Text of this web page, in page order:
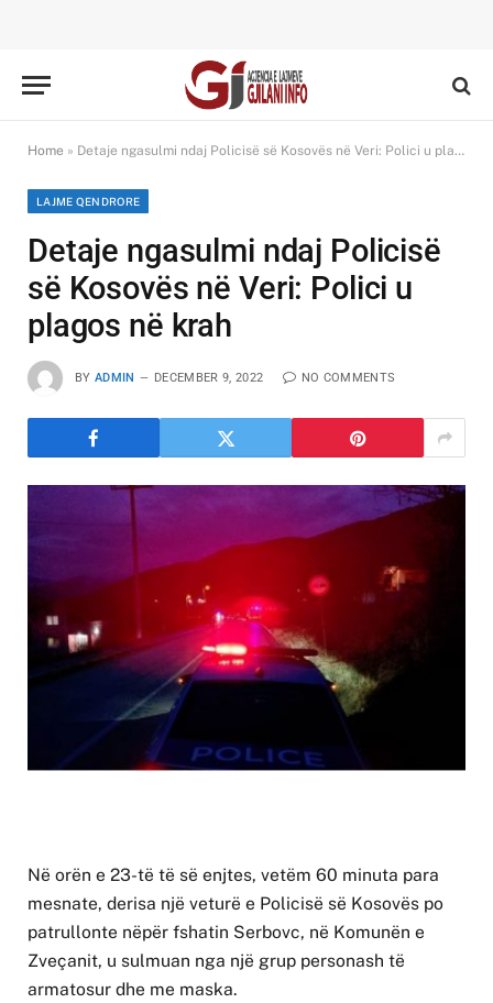
Home » Detaje ngasulmi ndaj Policisë së Kosovës në Veri: Polici u plagos në krah
LAJME QENDRORE
Detaje ngasulmi ndaj Policisë
së Kosovës në Veri: Polici u
plagos në krah
BY ADMIN DECEMBER 9, 2022 NO COMMENTS
Në orën e 23-të të së enjtes, vetëm 60 minuta para
mesnate, derisa një veturë e Policisë së Kosovës po
patrullonte nëpër fshatin Serbovc, në Komunën e
Zveçanit, u sulmuan nga një grup personash të
armatosur dhe me maska.